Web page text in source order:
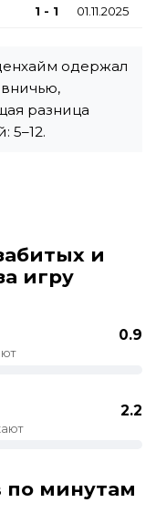
1 - 1 01.11.2025
одержал
разница
5–12.
и
игру
0.9
2.2
по минутам